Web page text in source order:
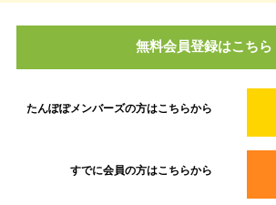
無料会員登録はこちら
たんぽぽメンバーズの方はこちらから
すでに会員の方はこちらから